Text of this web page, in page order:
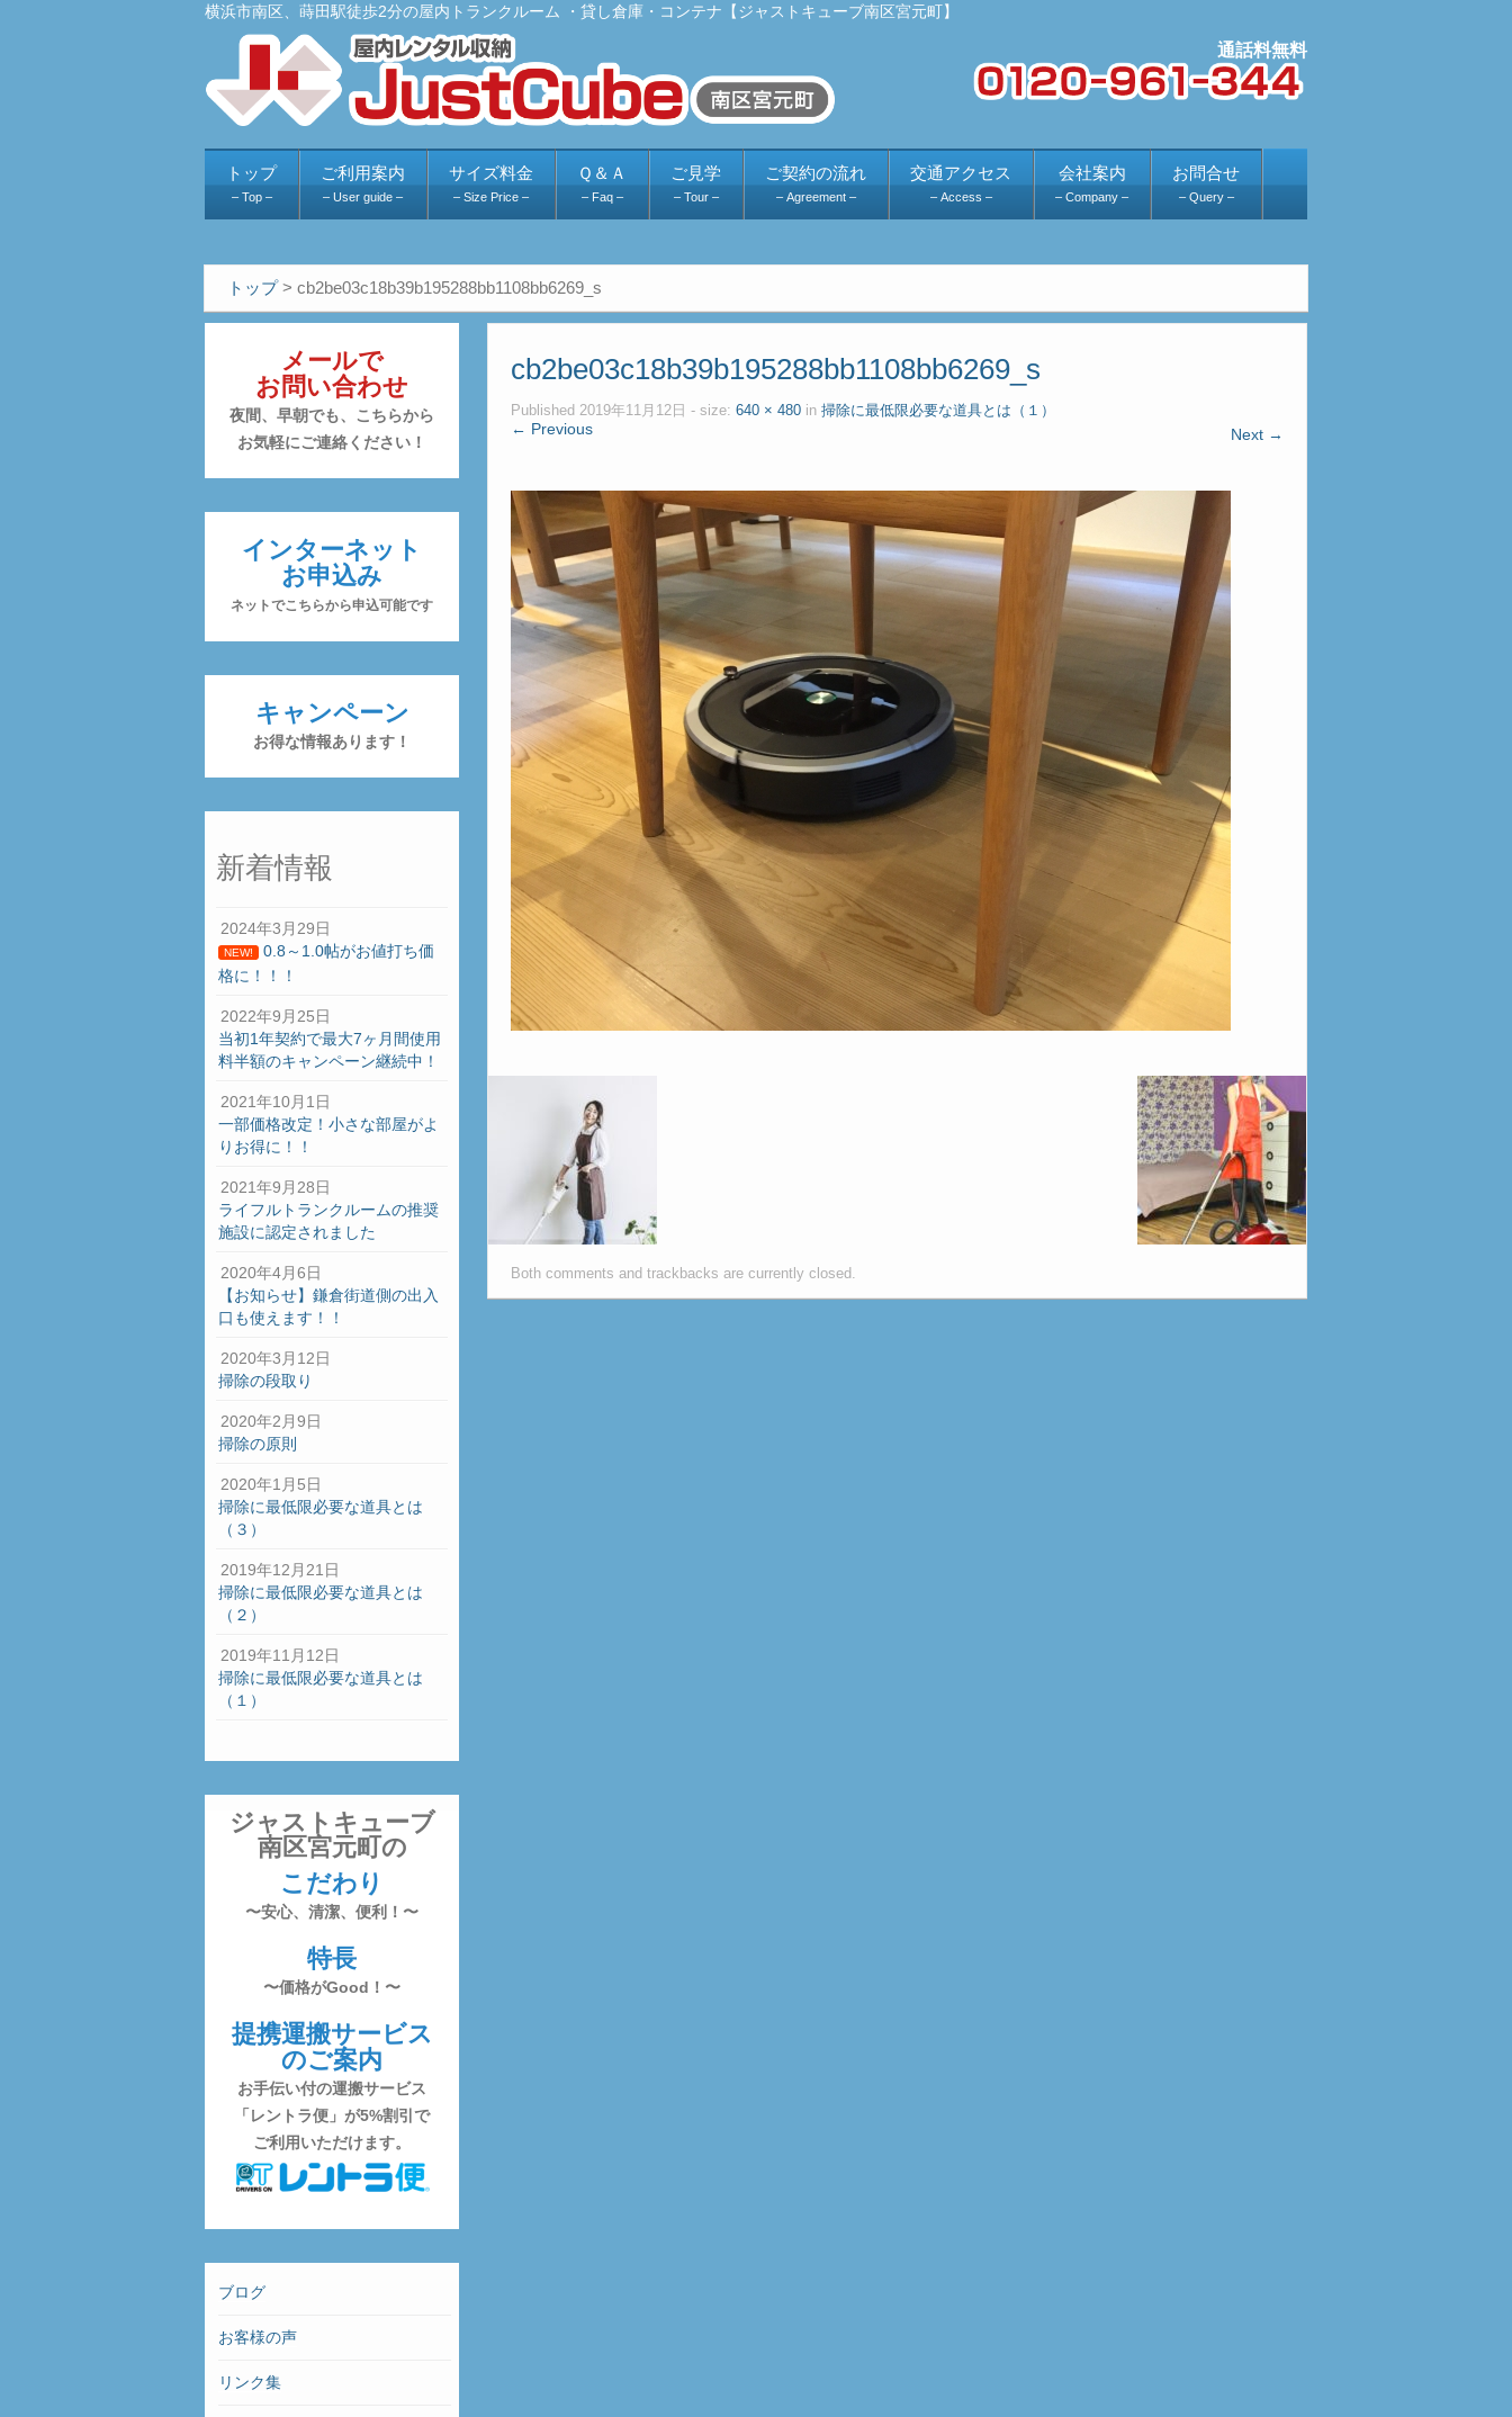
横浜市南区、蒔田駅徒歩2分の屋内トランクルーム ・貸し倉庫・コンテナ【ジャストキューブ南区宮元町】
トップ
– Top –
ご利用案内
– User guide –
サイズ料金
– Size Price –
Ｑ＆Ａ
– Faq –
ご見学
– Tour –
ご契約の流れ
– Agreement –
交通アクセス
– Access –
会社案内
– Company –
お問合せ
– Query –
トップ> cb2be03c18b39b195288bb1108bb6269_s
メールで
お問い合わせ
夜間、早朝でも、こちらから
お気軽にご連絡ください！
インターネット
お申込み
ネットでこちらから申込可能です
キャンペーン
お得な情報あります！
新着情報
2024年3月29日
NEW!
0.8～1.0帖がお値打ち価
格に！！！
2022年9月25日
当初1年契約で最大7ヶ月間使用
料半額のキャンペーン継続中！
2021年10月1日
一部価格改定！小さな部屋がよ
りお得に！！
2021年9月28日
ライフルトランクルームの推奨
施設に認定されました
2020年4月6日
【お知らせ】鎌倉街道側の出入
口も使えます！！
2020年3月12日
掃除の段取り
2020年2月9日
掃除の原則
2020年1月5日
掃除に最低限必要な道具とは
（３）
2019年12月21日
掃除に最低限必要な道具とは
（２）
2019年11月12日
掃除に最低限必要な道具とは
（１）
ジャストキューブ
南区宮元町の
こだわり
〜安心、清潔、便利！〜
特長
〜価格がGood！〜
提携運搬サービス
のご案内
お手伝い付の運搬サービス
「レントラ便」が5%割引で
ご利用いただけます。
ブログ
お客様の声
リンク集
cb2be03c18b39b195288bb1108bb6269_s
Published2019年11月12日 - size:640 × 480 in掃除に最低限必要な道具とは（１）
← Previous Next →
Both comments and trackbacks are currently closed.